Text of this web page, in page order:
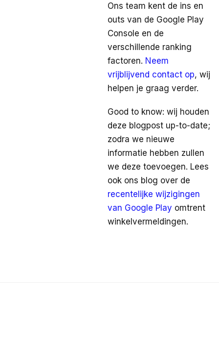
Ons team kent de ins en
outs van de Google Play
Console en de
verschillende ranking
factoren. Neem
vrijblijvend contact op, wij
helpen je graag verder.
Good to know: wij houden
deze blogpost up-to-date;
zodra we nieuwe
informatie hebben zullen
we deze toevoegen. Lees
ook ons blog over de
recentelijke wijzigingen
van Google Play omtrent
winkelvermeldingen.